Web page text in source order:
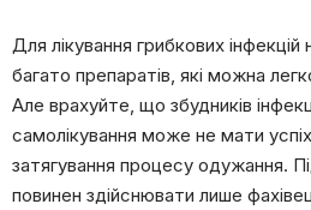
Для лікування грибкових інфекцій
багато препаратів, які можна
Але врахуйте, що збудників
самолікування може не мати
затягування процесу одужання.
повинен здійснювати лише